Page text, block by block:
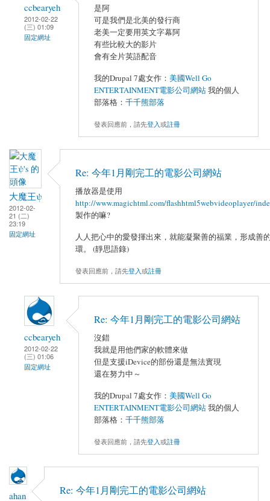
ccbearyeh
2012-02-22
(三) 01:09
固定網址
是阿
可是我們是北美的發行商
老美一定要用英文字幕阿
有些比較大的影片
會有全片英語配音
我的Drupal 7處女作： 美國Well Go
ENTERTAINMENT電影公司網站我的個人
部落格： 千千熊部落
發表回應前，請先登入或註冊
大魔王ψ
2012-02-
21 (二)
23:19
固定網址
Re: 今年1月剛完工的電影公司網站
播放器是使用
http://www.magichtml.com/flashhtml5webvideoplayer/
製作的嘛?
人人把心中的愛發揮出來，就能凝聚善的福業，形成善
環。 (靜思語錄)
發表回應前，請先登入或註冊
ccbearyeh
2012-02-22
(三) 01:06
固定網址
Re: 今年1月剛完工的電影公司網站
沒錯
我就是用他們家的軟體來做
但是支援iDevice的部份還是無法實現
還在努力中～
我的Drupal 7處女作： 美國Well Go
ENTERTAINMENT電影公司網站我的個人
部落格： 千千熊部落
發表回應前，請先登入或註冊
ahan Re: 今年1月剛完工的電影公司網站